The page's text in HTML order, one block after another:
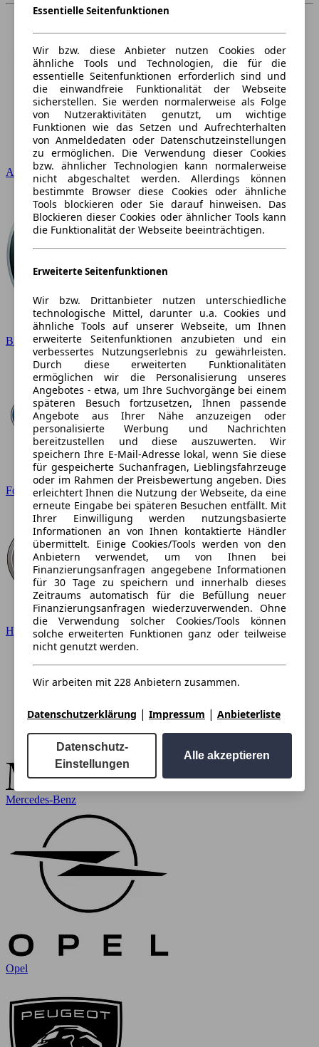
Audi
BMW
Ford
Hyundai
Mercedes-Benz
Opel
Essentielle Seitenfunktionen
Wir bzw. diese Anbieter nutzen Cookies oder
ähnliche Tools und Technologien, die für die
essentielle Seitenfunktionen erforderlich sind und
die einwandfreie Funktionalität der Webseite
sicherstellen. Sie werden normalerweise als Folge
von Nutzeraktivitäten genutzt, um wichtige
Funktionen wie das Setzen und Aufrechterhalten
von Anmeldedaten oder Datenschutzeinstellungen
zu ermöglichen. Die Verwendung dieser Cookies
bzw. ähnlicher Technologien kann normalerweise
nicht abgeschaltet werden. Allerdings können
bestimmte Browser diese Cookies oder ähnliche
Tools blockieren oder Sie darauf hinweisen. Das
Blockieren dieser Cookies oder ähnlicher Tools kann
die Funktionalität der Webseite beeinträchtigen.
Erweiterte Seitenfunktionen
Wir bzw. Drittanbieter nutzen unterschiedliche
technologische Mittel, darunter u.a. Cookies und
ähnliche Tools auf unserer Webseite, um Ihnen
erweiterte Seitenfunktionen anzubieten und ein
verbessertes Nutzungserlebnis zu gewährleisten.
Durch diese erweiterten Funktionalitäten
ermöglichen wir die Personalisierung unseres
Angebotes - etwa, um Ihre Suchvorgänge bei einem
späteren Besuch fortzusetzen, Ihnen passende
Angebote aus Ihrer Nähe anzuzeigen oder
personalisierte Werbung und Nachrichten
bereitzustellen und diese auszuwerten. Wir
speichern Ihre E-Mail-Adresse lokal, wenn Sie diese
für gespeicherte Suchanfragen, Lieblingsfahrzeuge
oder im Rahmen der Preisbewertung angeben. Dies
erleichtert Ihnen die Nutzung der Webseite, da eine
erneute Eingabe bei späteren Besuchen entfällt. Mit
Ihrer Einwilligung werden nutzungsbasierte
Informationen an von Ihnen kontaktierte Händler
übermittelt. Einige Cookies/Tools werden von den
Anbietern verwendet, um von Ihnen bei
Finanzierungsanfragen angegebene Informationen
für 30 Tage zu speichern und innerhalb dieses
Zeitraums automatisch für die Befüllung neuer
Finanzierungsanfragen wiederzuverwenden. Ohne
die Verwendung solcher Cookies/Tools können
solche erweiterten Funktionen ganz oder teilweise
nicht genutzt werden.
Wir arbeiten mit 228 Anbietern zusammen.
Datenschutzerklärung | Impressum | Anbieterliste
Datenschutz-
Einstellungen
Alle akzeptieren